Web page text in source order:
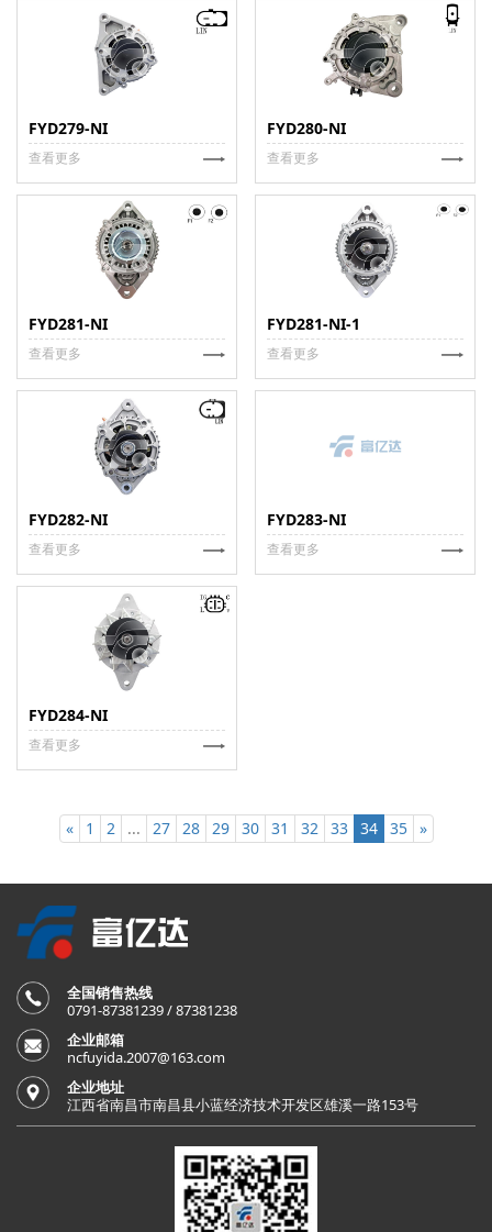
FYD279-NI
查看更多
FYD280-NI
查看更多
FYD281-NI
查看更多
FYD281-NI-1
查看更多
FYD282-NI
查看更多
FYD283-NI
查看更多
FYD284-NI
查看更多
« 1 2 ... 27 28 29 30 31 32 33 34 35 »
全国销售热线
0791-87381239 / 87381238
企业邮箱
ncfuyida.2007@163.com
企业地址
江西省南昌市南昌县小蓝经济技术开发区雄溪一路153号